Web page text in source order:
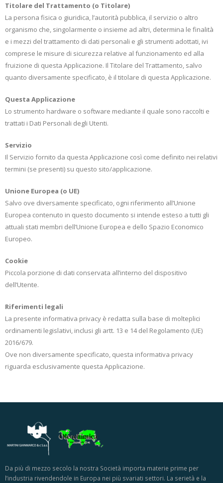
Titolare del Trattamento (o Titolare)
La persona fisica o giuridica, l’autorità pubblica, il servizio o altro
organismo che, singolarmente o insieme ad altri, determina le finalità
e i mezzi del trattamento di dati personali e gli strumenti adottati, ivi
comprese le misure di sicurezza relative al funzionamento ed alla
fruizione di questa Applicazione. Il Titolare del Trattamento, salvo
quanto diversamente specificato, è il titolare di questa Applicazione.
Questa Applicazione
Lo strumento hardware o software mediante il quale sono raccolti e
trattati i Dati Personali degli Utenti.
Servizio
Il Servizio fornito da questa Applicazione così come definito nei relativi
termini (se presenti) su questo sito/applicazione.
Unione Europea (o UE)
Salvo ove diversamente specificato, ogni riferimento all’Unione
Europea contenuto in questo documento si intende esteso a tutti gli
attuali stati membri dell’Unione Europea e dello Spazio Economico
Europeo.
Cookie
Piccola porzione di dati conservata all’interno del dispositivo
dell’Utente.
Riferimenti legali
La presente informativa privacy è redatta sulla base di molteplici
ordinamenti legislativi, inclusi gli artt. 13 e 14 del Regolamento (UE)
2016/679.
Ove non diversamente specificato, questa informativa privacy
riguarda esclusivamente questa Applicazione.
Da più di mezzo secolo la nostra Società importa materie prime per
l’industria rivendendole in Europa nei più svariati settori. La serietà e la